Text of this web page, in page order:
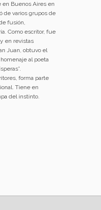
en Buenos Aires en
de varios grupos de
fusión,
Como escritor, fue
en revistas
Juan, obtuvo el
al poeta
forma parte
Tiene en
del instinto.